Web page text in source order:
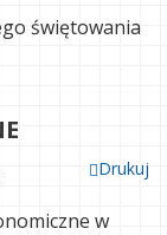
świętowania
Drukuj
w